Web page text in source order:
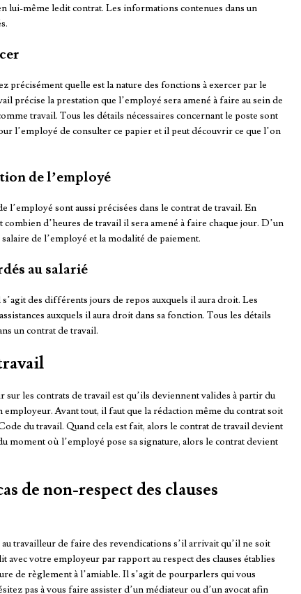
lui-même ledit contrat. Les informations contenues dans un
précisément quelle est la nature des fonctions à exercer par le
précise la prestation que l’employé sera amené à faire au sein de
travail. Tous les détails nécessaires concernant le poste sont
l’employé de consulter ce papier et il peut découvrir ce que l’on
de l’employé
sont aussi précisées dans le contrat de travail. En
d’heures de travail il sera amené à faire chaque jour. D’un
de l’employé et la modalité de paiement.
au salarié
des différents jours de repos auxquels il aura droit. Les
auxquels il aura droit dans sa fonction. Tous les détails
un contrat de travail.
les contrats de travail est qu’ils deviennent valides à partir du
Avant tout, il faut que la rédaction même du contrat soit
du travail. Quand cela est fait, alors le contrat de travail devient
moment où l’employé pose sa signature, alors le contrat devient
de non-respect des clauses
travailleur de faire des revendications s’il arrivait qu’il ne soit
avec votre employeur par rapport au respect des clauses établies
de règlement à l’amiable. Il s’agit de pourparlers qui vous
pas à vous faire assister d’un médiateur ou d’un avocat afin